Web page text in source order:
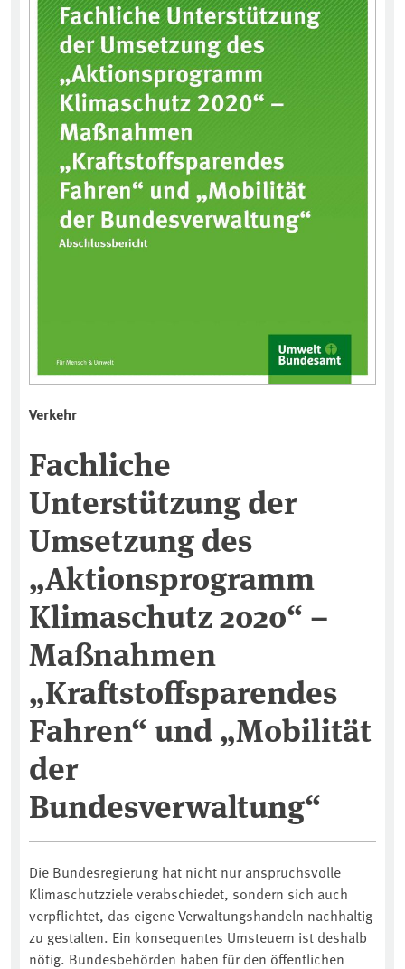
Verkehr
Fachliche
Unterstützung der
Umsetzung des
„Aktionsprogramm
Klimaschutz 2020“ –
Maßnahmen
„Kraftstoffsparendes
Fahren“ und „Mobilität
der
Bundesverwaltung“
Die Bundesregierung hat nicht nur anspruchsvolle
Klimaschutzziele verabschiedet, sondern sich auch
verpflichtet, das eigene Verwaltungshandeln nachhaltig
zu gestalten. Ein konsequentes Umsteuern ist deshalb
nötig. Bundesbehörden haben für den öffentlichen